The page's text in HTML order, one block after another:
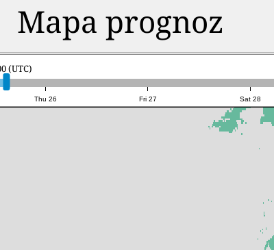
Mapa prognoz
Thu 26 Fri 27 Sat 28
(UTC)